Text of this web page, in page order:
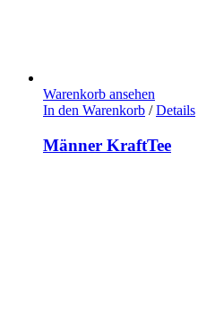
Warenkorb ansehen
In den Warenkorb / Details
Männer KraftTee